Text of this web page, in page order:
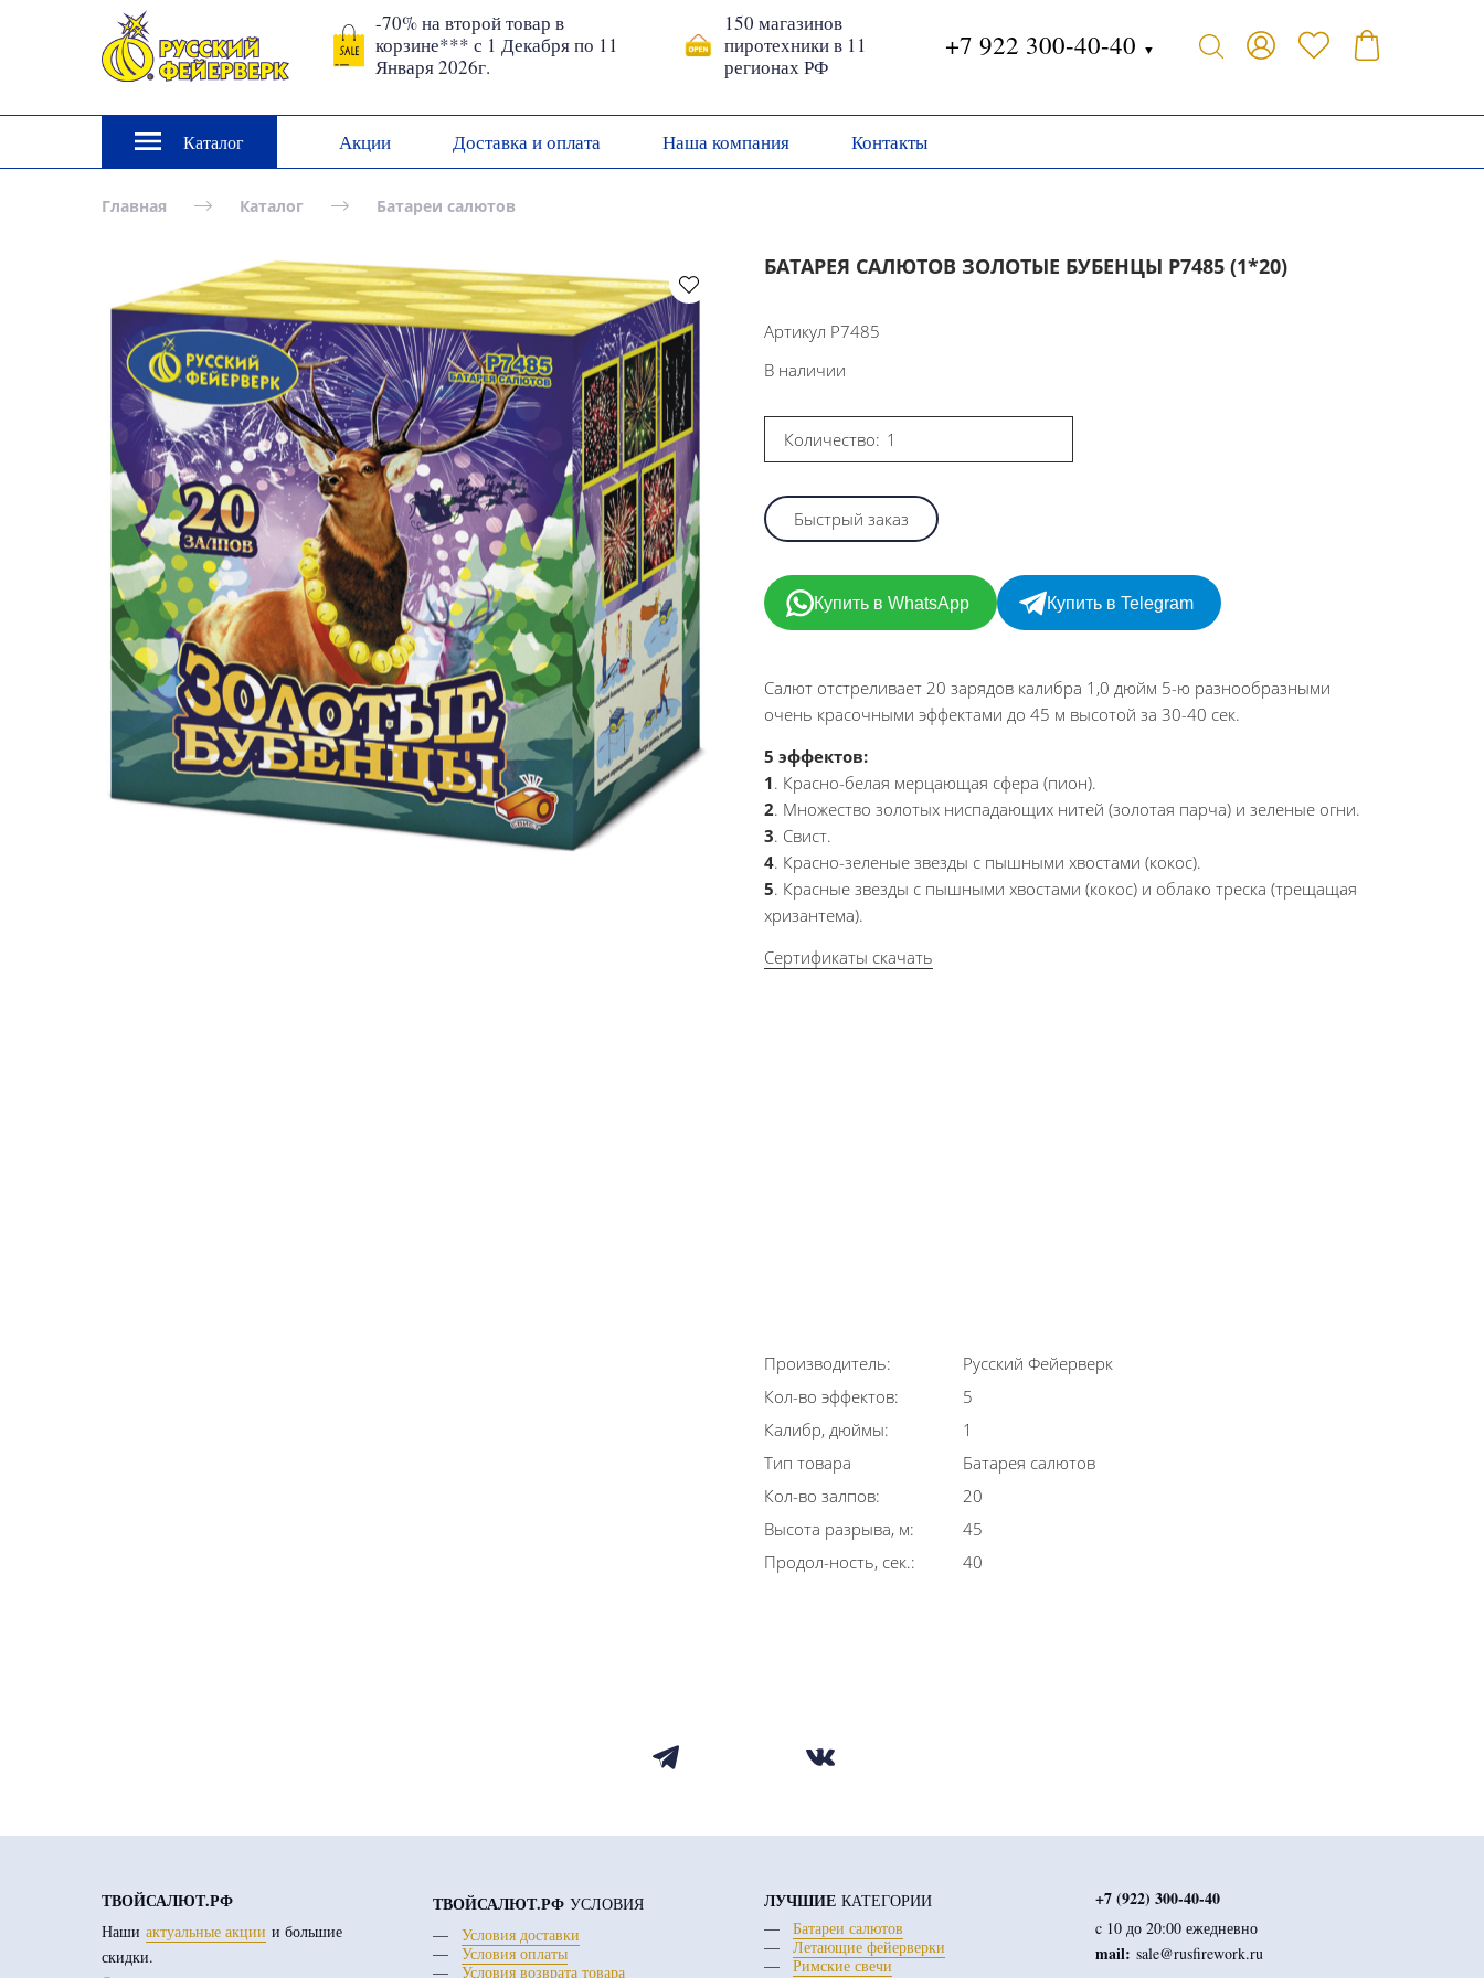
-70% на второй товар в
корзине*** с 1 Декабря по 11
Января 2026г.
150 магазинов
пиротехники в 11
регионах РФ
+7 922 300-40-40 ▼
Каталог Акции Доставка и оплата Наша компания Контакты
Главная Каталог Батареи салютов
БАТАРЕЯ САЛЮТОВ ЗОЛОТЫЕ БУБЕНЦЫ Р7485 (1*20)
Артикул Р7485
В наличии
Количество:
Быстрый заказ
Купить в WhatsApp Купить в Telegram
Салют отстреливает 20 зарядов калибра 1,0 дюйм 5-ю разнообразными
очень красочными эффектами до 45 м высотой за 30-40 сек.
5 эффектов:
1. Красно-белая мерцающая сфера (пион).
2. Множество золотых ниспадающих нитей (золотая парча) и зеленые огни.
3. Свист.
4. Красно-зеленые звезды с пышными хвостами (кокос).
5. Красные звезды с пышными хвостами (кокос) и облако треска (трещащая
хризантема).
Сертификаты скачать
Производитель:
Русский Фейерверк
Кол-во эффектов:
5
Калибр, дюймы:
1
Тип товара
Батарея салютов
Кол-во залпов:
20
Высота разрыва, м:
45
Продол-ность, сек.:
40
ТВОЙСАЛЮТ.РФ
Наши актуальные акции и большие
скидки.
ТВОЙСАЛЮТ.РФ УСЛОВИЯ
Условия доставки
Условия оплаты
Условия возврата товара
ЛУЧШИЕ КАТЕГОРИИ
Батареи салютов
Летающие фейерверки
Римские свечи
+7 (922) 300-40-40
c 10 до 20:00 ежедневно
mail: sale@rusfirework.ru